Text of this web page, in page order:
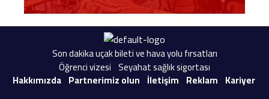
Son dakika uçak bileti ve hava yolu fırsatları
Öğrenci vizesi Seyahat sağlık sigortası
Hakkımızda Partnerimiz olun İletişim Reklam Kariyer